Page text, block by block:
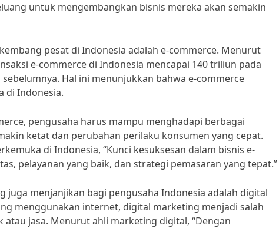
untuk mengembangkan bisnis mereka akan semakin
pesat di Indonesia adalah e-commerce. Menurut
e-commerce di Indonesia mencapai 140 triliun pada
Hal ini menunjukkan bahwa e-commerce
di Indonesia.
pengusaha harus mampu menghadapi berbagai
ketat dan perubahan perilaku konsumen yang cepat.
di Indonesia, “Kunci kesuksesan dalam bisnis e-
pelayanan yang baik, dan strategi pemasaran yang tepat.”
juga menjanjikan bagi pengusaha Indonesia adalah digital
menggunakan internet, digital marketing menjadi salah
jasa. Menurut ahli marketing digital, “Dengan